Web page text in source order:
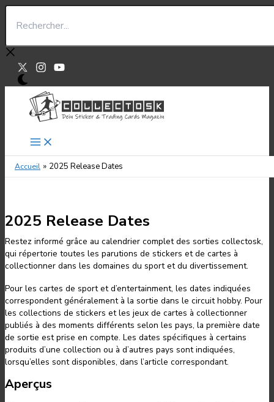
Aller
Rechercher...
Accueil 2025 Release Dates
2025 Release Dates
Restez informé grâce au calendrier complet des sorties collectosk,
qui répertorie toutes les parutions de stickers et de cartes à
collectionner dans les domaines du sport et du divertissement.
Pour les cartes de sport et d’entertainment, les dates indiquées
correspondent généralement à la sortie dans le circuit hobby. Pour
les collections de stickers et les jeux de cartes à collectionner
publiés à des moments différents selon les pays, la première date
de sortie est prise en compte. Les dates spécifiques à certains
produits d’une collection ou à d’autres pays sont indiquées,
lorsqu’elles sont disponibles, dans l’article correspondant.
Aperçus